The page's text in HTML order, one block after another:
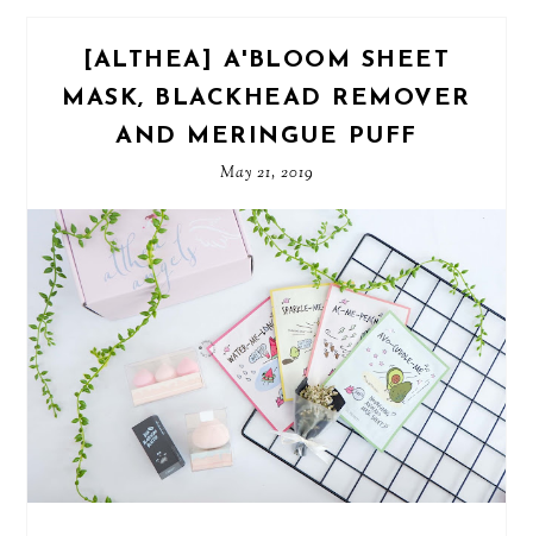
[ALTHEA] A'BLOOM SHEET
MASK, BLACKHEAD REMOVER
AND MERINGUE PUFF
May 21, 2019